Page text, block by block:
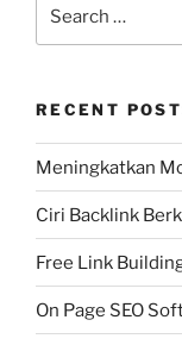
RECENT
Meningkatkan
Ciri Backlink
Free Link
On Page SEO